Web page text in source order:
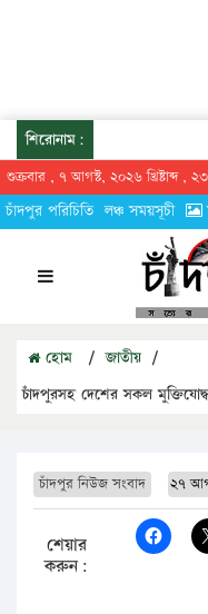
শিরোনাম:
শুক্রবার , ৭ আগস্ট, ২০২৬ খ্রিষ্টাব্দ ,
চাঁদপুর পরিচিতি লঞ্চ সময়সূচী
হোম / জাতীয় /
চাঁদপুরসহ দেশের সকল
চাঁদপুর নিউজ সংবাদ ২৭
শেয়ার
করুন: